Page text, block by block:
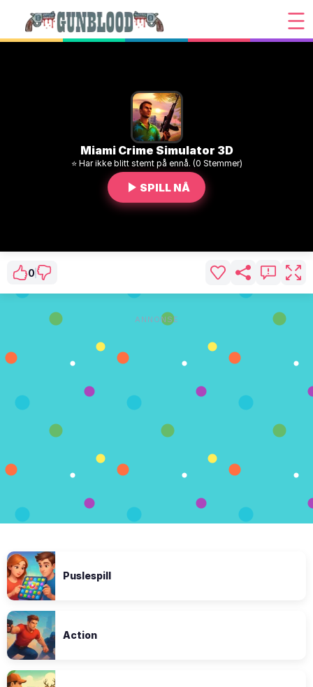
Miami Crime Simulator 3D
⭐ Har ikke blitt stemt på ennå. (0 Stemmer)
SPILL NÅ
0
ANNONSE
Puslespill
Action